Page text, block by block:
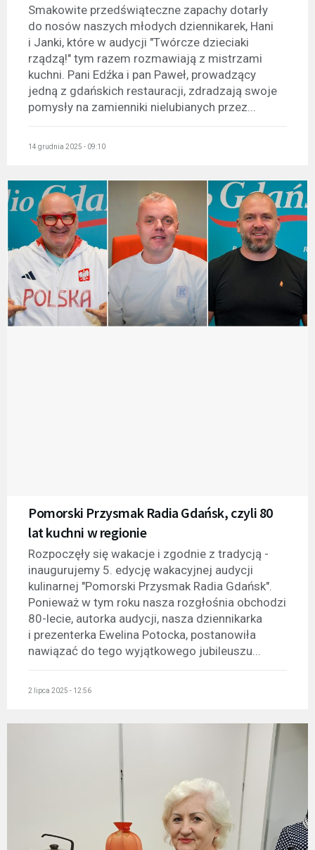
Smakowite przedświąteczne zapachy dotarły
do nosów naszych młodych dziennikarek, Hani
i Janki, które w audycji "Twórcze dzieciaki
rządzą!" tym razem rozmawiają z mistrzami
kuchni. Pani Edźka i pan Paweł, prowadzący
jedną z gdańskich restauracji, zdradzają swoje
pomysły na zamienniki nielubianych przez...
14 grudnia 2025 - 09:10
Pomorski Przysmak Radia Gdańsk, czyli 80
lat kuchni w regionie
Rozpoczęły się wakacje i zgodnie z tradycją -
inaugurujemy 5. edycję wakacyjnej audycji
kulinarnej "Pomorski Przysmak Radia Gdańsk".
Ponieważ w tym roku nasza rozgłośnia obchodzi
80-lecie, autorka audycji, nasza dziennikarka
i prezenterka Ewelina Potocka, postanowiła
nawiązać do tego wyjątkowego jubileuszu...
2 lipca 2025 - 12:56